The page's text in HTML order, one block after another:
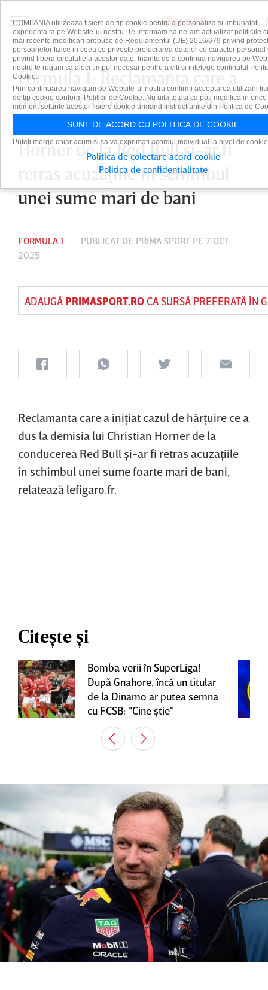
Formula 1: Reclamanta care a
iniţiat cazul de hărţuire ce a
dus la demisia lui Christian
Horner de la Red Bull şi-ar fi
retras acuzaţiile în schimbul
unei sume mari de bani
FORMULA 1 PUBLICAT DE PRIMA SPORT PE 7 OCT
2025
ADAUGĂ PRIMASPORT.ROCA SURSĂ PREFERATĂ ÎN
Reclamanta care a iniţiat cazul de hărţuire ce a
dus la demisia lui Christian Horner de la
conducerea Red Bull şi-ar fi retras acuzaţiile
în schimbul unei sume foarte mari de bani,
relatează lefigaro.fr.
Citește și
Bomba verii în SuperLiga!
După Gnahore, încă un titular
de la Dinamo ar putea semna
cu FCSB: "Cine ştie"
COMPANIA utilizeaza fisiere de tip cookie pentru a personaliza si imbunatati
experienta ta pe Website-ul nostru. Te informam ca ne-am actualizat politicile
mai recente modificari propuse de Regulamentul (UE) 2016/679 privind
persoanelor fizice in ceea ce priveste prelucrarea datelor cu caracter personal
privind libera circulatie a acestor date. Inainte de a continua navigarea pe
nostru te rugam sa aloci timpul necesar pentru a citi si intelege continutul
Cookie.
Prin continuarea navigarii pe Website-ul nostru confirmi acceptarea utilizarii
de tip cookie conform Politicii de Cookie. Nu uita totusi ca poti modifica in orice
moment setarile acestor fisiere cookie urmand instructiunile din Politica de
SUNT DE ACORD CU POLITICA DE COOKIE
Puteti merge chiar acum si sa va exprimati acordul individual la nivel de
Politica de colectare acord cookie
Politica de confidentialitate